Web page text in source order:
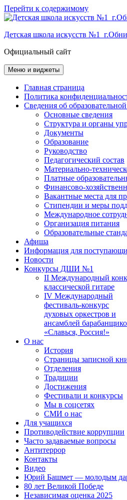
Перейти к содержимому
Детская школа искусств №1
Официальный сайт
Меню и виджеты
Главная страница
Политика
Сведения об
Основные сведения
Структура и органы
Документы
Образование
Руководство
Педагогический состав
Материально-
Платные
Финансово-
Вакантные места для
Стипендии и меры
Международное
Организация питания
Образовательные
Афиша
Информация для
Новости
Конкурсы ДШИ №1
II Международный
классической гитаре
IV Международный
фестиваль-конкурс
духовых оркестров и
ансамблей
«Славься, Россия!»
О нас
История
Страницы записной
Отделения
Традиции
Достижения
Фестивали и конкурсы
Мы в соцсетях
СМИ о нас
Для учащихся
Противодействие коррупции
Часто задаваемые вопросы
Антитеррор
Контакты
Видео
Юрий Башмет — молодым
80 лет Великой Победе
Независимая оценка 2025